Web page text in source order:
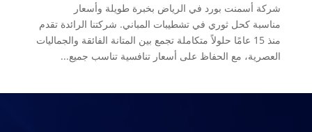
شركة أسمنت بورد في الرياض بخبرة طويلة وأسعار
مناسبة كحل ثوري في تشطيبات المباني. شركتنا الرائدة تقدم
منذ 15 عامًا حلولاً متكاملة تجمع بين المتانة الفائقة والجماليات
العصرية، مع الحفاظ على أسعار تنافسية تناسب جميع...